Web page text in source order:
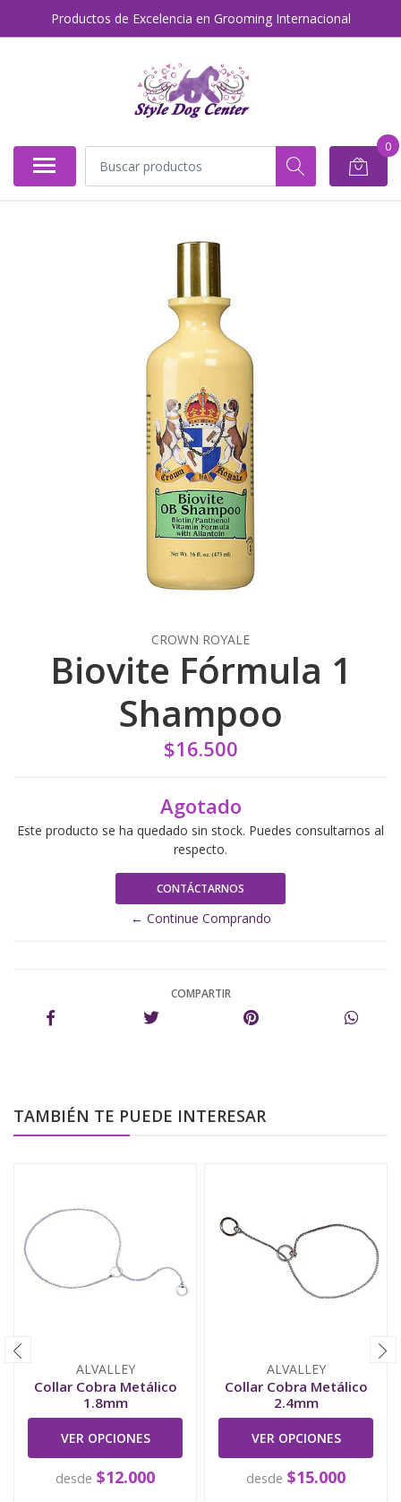
Productos de Excelencia en Grooming Internacional
0
CROWN ROYALE
Biovite Fórmula 1
Shampoo
$16.500
Agotado
Este producto se ha quedado sin stock. Puedes consultarnos al
respecto.
CONTÁCTARNOS
← Continue Comprando
COMPARTIR
TAMBIÉN TE PUEDE INTERESAR
ALVALLEY
Collar Cobra Metálico
1.8mm
VER OPCIONES
desde $12.000
ALVALLEY
Collar Cobra Metálico
2.4mm
VER OPCIONES
desde $15.000